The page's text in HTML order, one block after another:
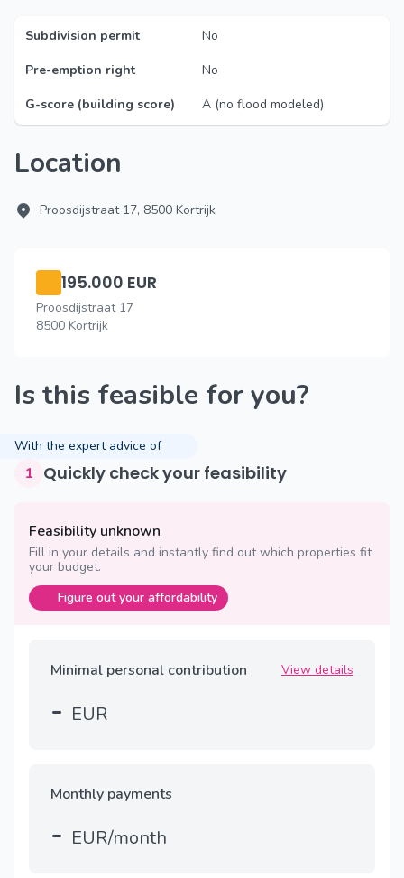
Subdivision permit
No
Pre-emption right
No
G-score (building score)
A (no flood modeled)
Location
Proosdijstraat 17, 8500 Kortrijk
195.000 EUR
Proosdijstraat 17
8500 Kortrijk
Is this feasible for you?
With the expert advice of
1 Quickly check your feasibility
Feasibility unknown
Fill in your details and instantly find out which properties fit
your budget.
Figure out your affordability
Minimal personal contribution View details
- EUR
Monthly payments
- EUR/month